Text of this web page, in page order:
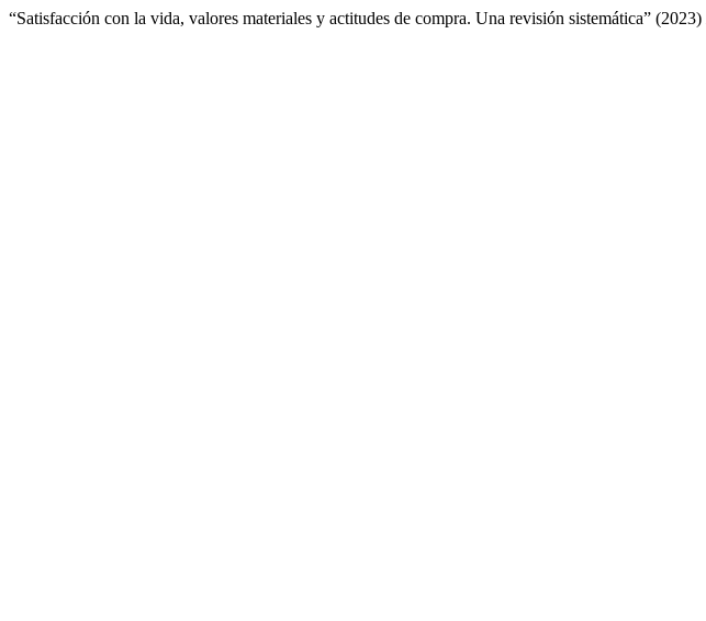
“Satisfacción con la vida, valores materiales y actitudes de compra. Una revisión sistemática” (2023)